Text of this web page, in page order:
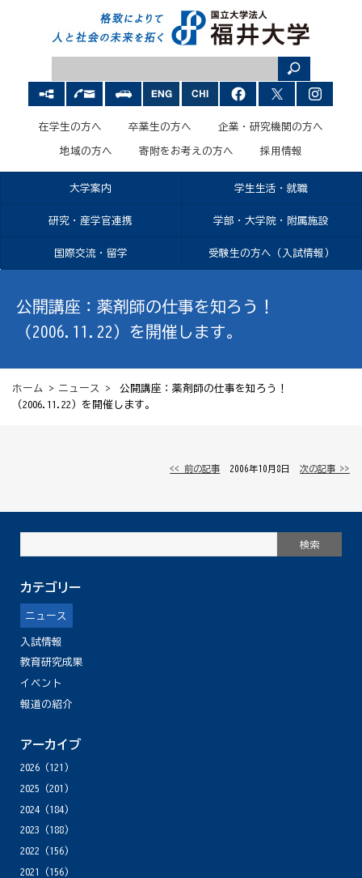
在学生の方へ 卒業生の方へ 企業・研究機関の方へ
地域の方へ 寄附をお考えの方へ 採用情報
大学案内 学生生活・就職
研究・産学官連携 学部・大学院・附属施設
国際交流・留学 受験生の方へ（入試情報）
公開講座：薬剤師の仕事を知ろう！
（2006.11.22）を開催します。
ホーム > ニュース
> 公開講座：薬剤師の仕事を知ろう！
（2006.11.22）を開催します。
<< 前の記事 │ 2006年10月8日 │次の記事 >>
カテゴリー
ニュース
入試情報
教育研究成果
イベント
報道の紹介
アーカイブ
2026(121)
2025 (201)
2024(184)
2023 (188)
2022 (156)
2021
(156)